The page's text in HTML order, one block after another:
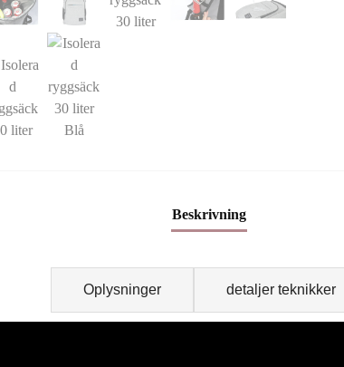
Beskrivning
Oplysninger detaljer teknikker